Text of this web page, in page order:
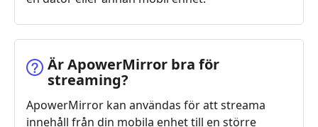
Är ApowerMirror bra för
streaming?
ApowerMirror kan användas för att streama
innehåll från din mobila enhet till en större